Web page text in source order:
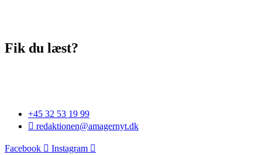
Fik du læst?
+45 32 53 19 99
redaktionen@amagernyt.dk
Facebook Instagram